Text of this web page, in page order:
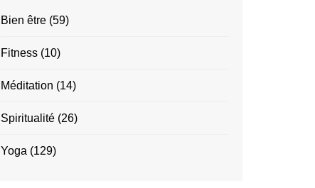
Bien être (59)
Fitness (10)
Méditation (14)
Spiritualité (26)
Yoga (129)